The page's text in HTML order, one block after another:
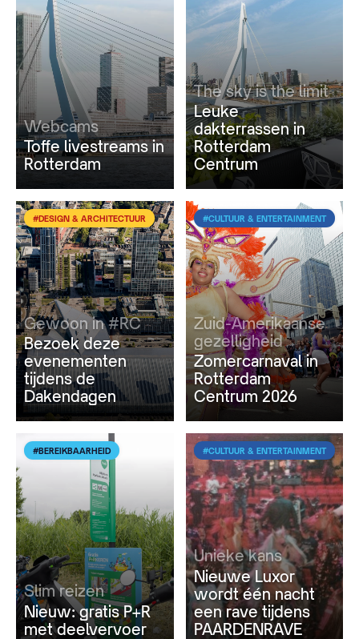
Webcams
Toffe livestreams in
Rotterdam
The sky is the limit
Leuke
dakterrassen in
Rotterdam
Centrum
#DESIGN & ARCHITECTUUR
Gewoon in #RC
Bezoek deze
evenementen
tijdens de
Dakendagen
#CULTUUR & ENTERTAINMENT
Zuid-Amerikaanse
gezelligheid
Zomercarnaval in
Rotterdam
Centrum 2026
#BEREIKBAARHEID
Slim reizen
Nieuw: gratis P+R
met deelvervoer
#CULTUUR & ENTERTAINMENT
Unieke kans
Nieuwe Luxor
wordt één nacht
een rave tijdens
PAARDENRAVE